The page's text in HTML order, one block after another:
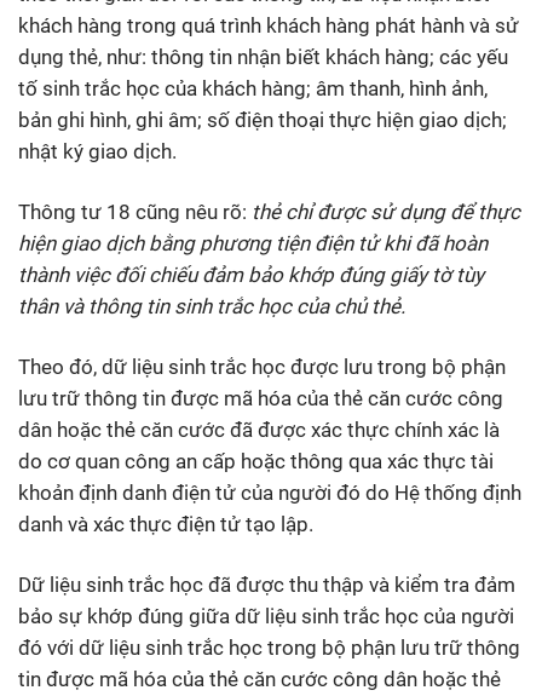
khách hàng trong quá trình khách hàng phát hành và sử
dụng thẻ, như: thông tin nhận biết khách hàng; các yếu
tố sinh trắc học của khách hàng; âm thanh, hình ảnh,
bản ghi hình, ghi âm; số điện thoại thực hiện giao dịch;
nhật ký giao dịch.
Thông tư 18 cũng nêu rõ: thẻ chỉ được sử dụng để thực
hiện giao dịch bằng phương tiện điện tử khi đã hoàn
thành việc đối chiếu đảm bảo khớp đúng giấy tờ tùy
thân và thông tin sinh trắc học của chủ thẻ.
Theo đó, dữ liệu sinh trắc học được lưu trong bộ phận
lưu trữ thông tin được mã hóa của thẻ căn cước công
dân hoặc thẻ căn cước đã được xác thực chính xác là
do cơ quan công an cấp hoặc thông qua xác thực tài
khoản định danh điện tử của người đó do Hệ thống định
danh và xác thực điện tử tạo lập.
Dữ liệu sinh trắc học đã được thu thập và kiểm tra đảm
bảo sự khớp đúng giữa dữ liệu sinh trắc học của người
đó với dữ liệu sinh trắc học trong bộ phận lưu trữ thông
tin được mã hóa của thẻ căn cước công dân hoặc thẻ